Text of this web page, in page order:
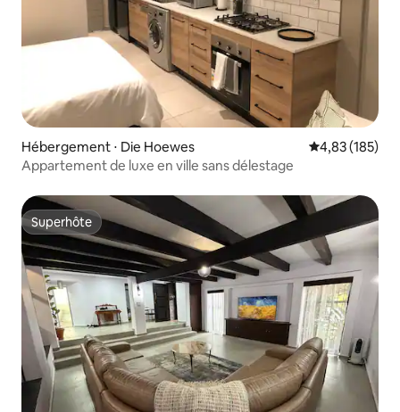
Hébergement ⋅ Die Hoewes Évaluation
4,83 (185)
Appartement de luxe en ville sans délestage
Superhôte
Superhôte